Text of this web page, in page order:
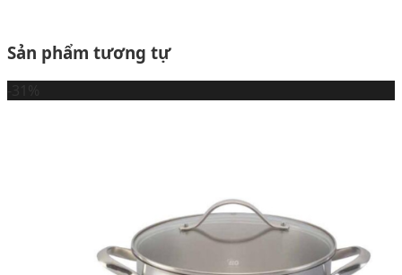
Sản phẩm tương tự